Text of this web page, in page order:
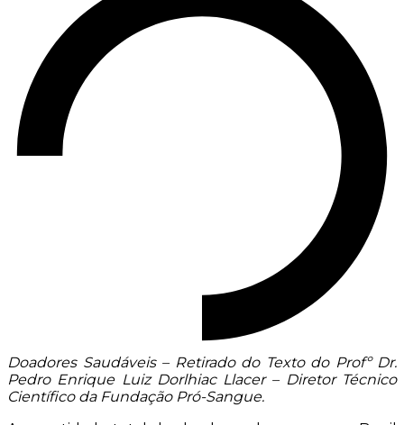
Doadores Saudáveis – Retirado do Texto do Profº Dr.
Pedro Enrique Luiz Dorlhiac Llacer – Diretor Técnico
Científico da Fundação Pró-Sangue.